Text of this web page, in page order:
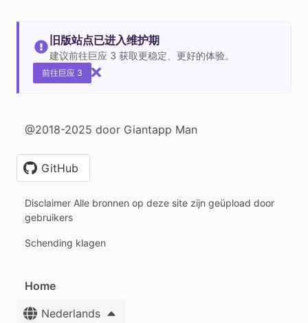
旧版站点已进入维护期
建议前往巨应 3 获取更稳定、更好的体验。
前往巨应 3
@2018-2025 door Giantapp Man
GitHub
Disclaimer Alle bronnen op deze site zijn geüpload door
gebruikers
Schending klagen
Home
Nederlands